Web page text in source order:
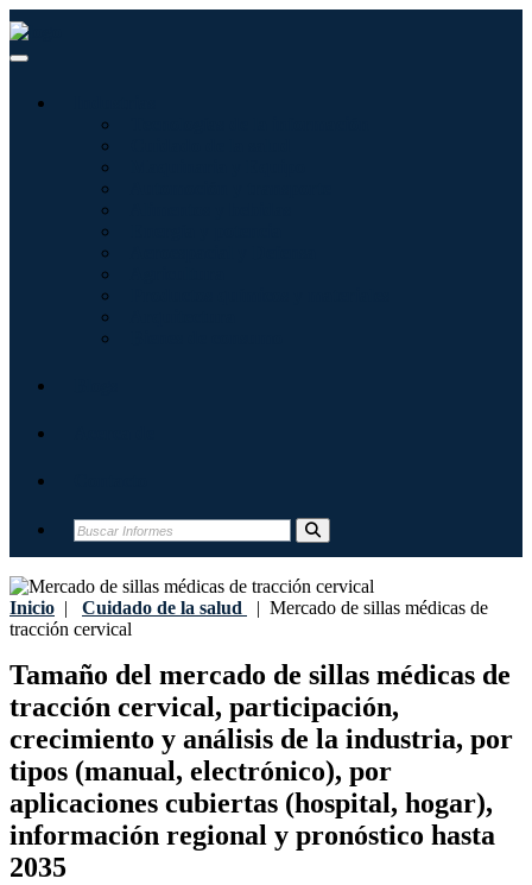
Inicio | Cuidado de la salud | Mercado de sillas médicas de
tracción cervical
Tamaño del mercado de sillas médicas de
tracción cervical, participación,
crecimiento y análisis de la industria, por
tipos (manual, electrónico), por
aplicaciones cubiertas (hospital, hogar),
información regional y pronóstico hasta
2035